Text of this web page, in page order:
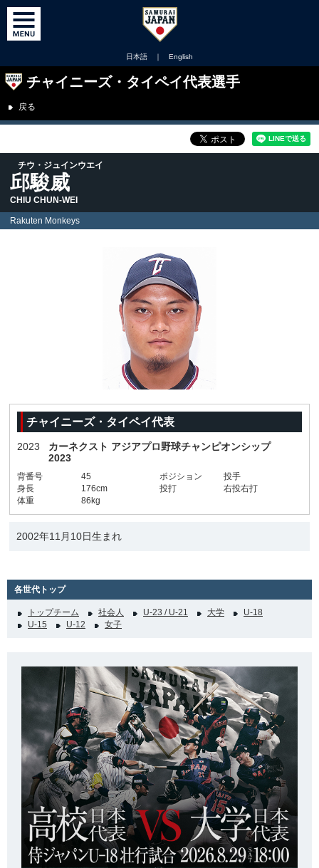
日本語 ｜ English
チャイニーズ・タイペイ代表選手
戻る
邱駿威
チウ・ジュインウエイ
CHIU CHUN-WEI
Rakuten Monkeys
チャイニーズ・タイペイ代表
2023
カーネクスト アジアプロ野球チャンピオンシップ
2023
背番号 45 ポジション
投手
身長
176cm 投打
右投右打
体重
86kg
2002年11月10日生まれ
各世代トップ
トップチーム 社会人 U-23 / U-21 大学
U-18
U-15
U-12 女子